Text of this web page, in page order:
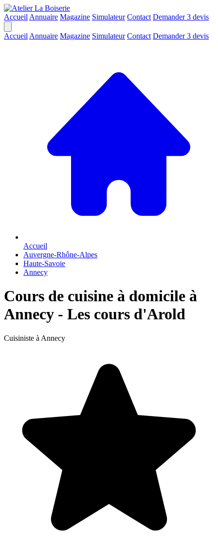
Accueil Annuaire Magazine Simulateur Contact Demander 3 devis
Accueil Annuaire Magazine Simulateur Contact Demander 3 devis
Accueil
Auvergne-Rhône-Alpes
Haute-Savoie
Annecy
Cours de cuisine à domicile à
Annecy - Les cours d'Arold
Cuisiniste à Annecy